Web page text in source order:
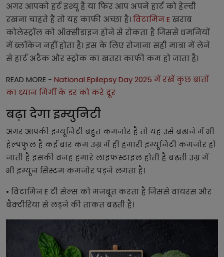
अगर आपको हर्ट इश्यू है या फिर आप अपने हार्ट को हेल्दी
रखना चाहते हैं तो यह काफी अच्छा है। विटामिन Eखराब
कोलेस्ट्रॉल को ऑक्सीडाइज होने से रोकता है जिससे धमनियों
में ब्लॉकेज नहीं होता है। इस के लिए रोजाना सही मात्रा में लेने
से हार्ट अटैक और स्ट्रोक का खतरा काफी कम हो जाता है।
READ MORE - National Epilepsy Day 2025 में रखें कुछ बातों
का ध्यान मिर्गी के डर को करे दूर
बढ़ा देगा इम्युनिटी
अगर आपकी इम्यूनिटी बहुत कमजोर है तो यह उसे बढ़ाने में भी
हेल्पफुल है कई बार कम उम्र में ही हमारी इम्यूनिटी कमजोर हो
जाती है इसकी वजह हमारे लाइफस्टाइल होती है बढ़ती उम्र में
भी इम्यून सिस्टम कमजोर पड़ने लगता है।
• विटामिन E टी सेल्स को मजबूत करता है जिससे वायरस और
बैक्टीरिया से लड़ने की ताकत बढ़ती है।